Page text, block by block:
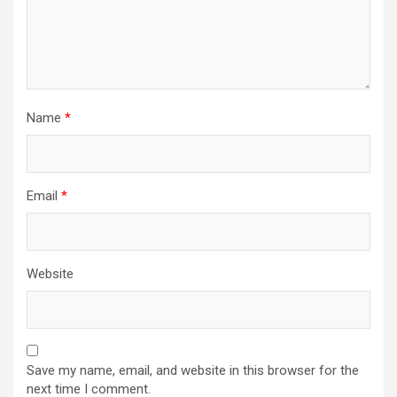
Name *
Email *
Website
Save my name, email, and website in this browser for the
next time I comment.